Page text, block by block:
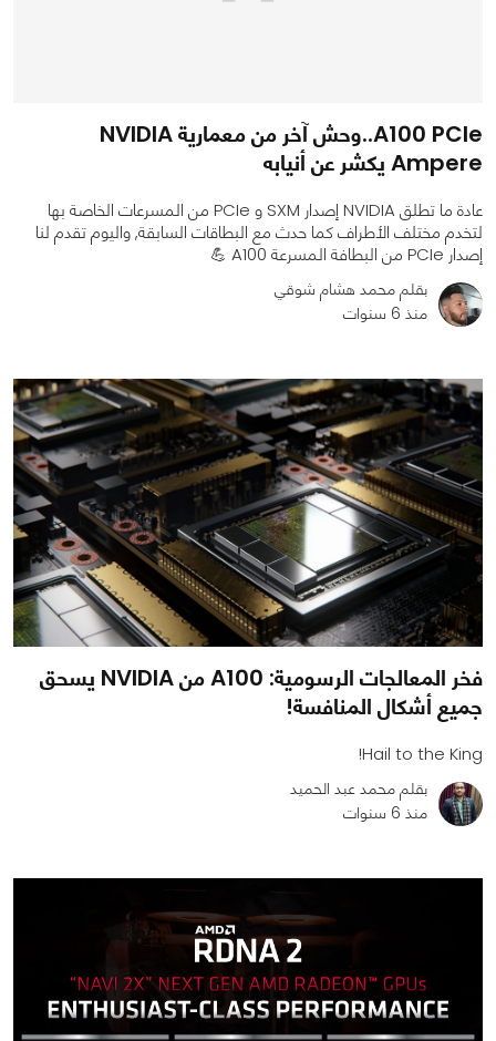
A100 PCIe..وحش آخر من معمارية NVIDIA
Ampere يكشر عن أنيابه
عادة ما تطلق NVIDIA إصدار SXM و PCIe من المسرعات الخاصة بها
لتخدم مختلف الأطراف كما حدث مع البطاقات السابقة, واليوم تقدم لنا
إصدار PCIe من البطافة المسرعة A100 💪
بقلم محمد هشام شوقي
منذ 6 سنوات
فخر المعالجات الرسومية: A100 من NVIDIA يسحق
جميع أشكال المنافسة!
Hail to the King!
بقلم محمد عبد الحميد
منذ 6 سنوات